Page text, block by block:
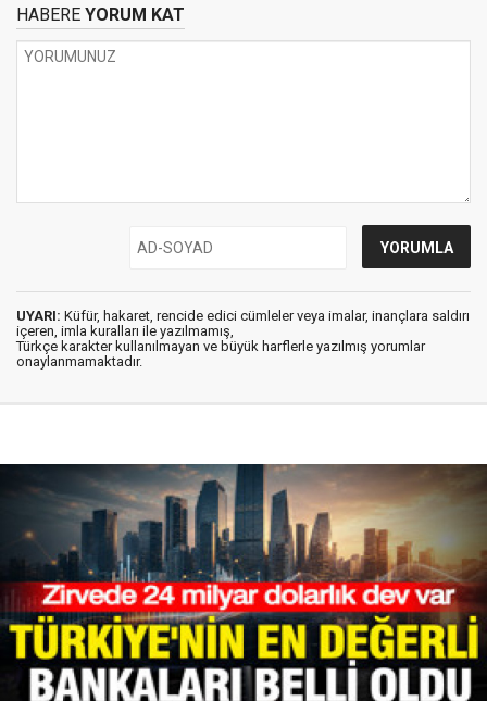
HABERE YORUM KAT
UYARI: Küfür, hakaret, rencide edici cümleler veya imalar, inançlara saldırı
içeren, imla kuralları ile yazılmamış,
Türkçe karakter kullanılmayan ve büyük harflerle yazılmış yorumlar
onaylanmamaktadır.